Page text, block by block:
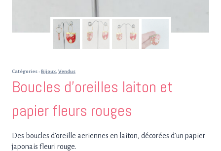
Catégories : Bijoux, Vendus
Boucles d’oreilles laiton et
papier fleurs rouges
Des boucles d’oreille aeriennes en laiton, décorées d’un papier
japonais fleuri rouge.